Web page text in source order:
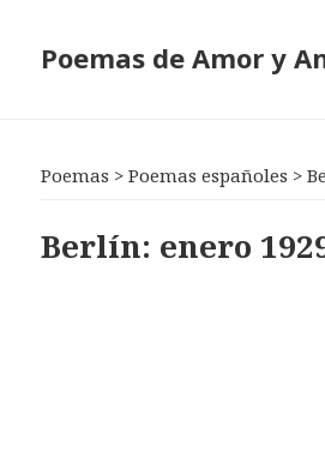
Poemas de Amor y
Poemas >Poemas españoles >
Berlín: enero